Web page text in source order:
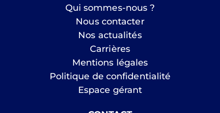
Qui sommes-nous ?
Nous contacter
Nos actualités
Carrières
Mentions légales
Politique de confidentialité
Espace gérant